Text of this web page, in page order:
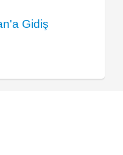
Gidiş